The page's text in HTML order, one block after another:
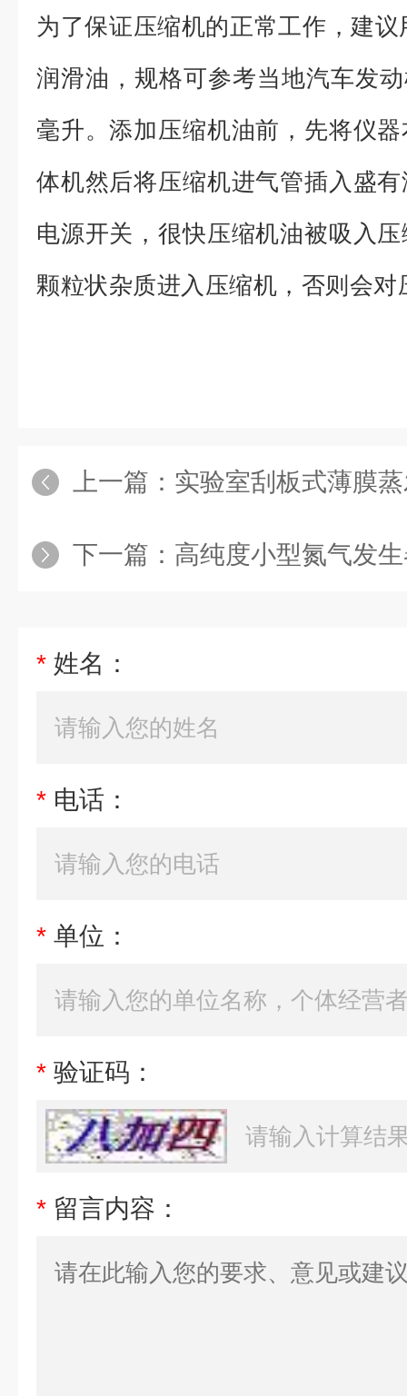
为了保证压缩机的正常工作，建
润滑油，规格可参考当地汽车发
毫升。添加压缩机油前，先将仪
体机然后将压缩机进气管插入盛
电源开关，很快压缩机油被吸入
颗粒状杂质进入压缩机，否则会
上一篇： 实验室刮板式薄膜
下一篇： 高纯度小型氮气发
* 姓名：
* 电话：
* 单位：
* 验证码：
* 留言内容：